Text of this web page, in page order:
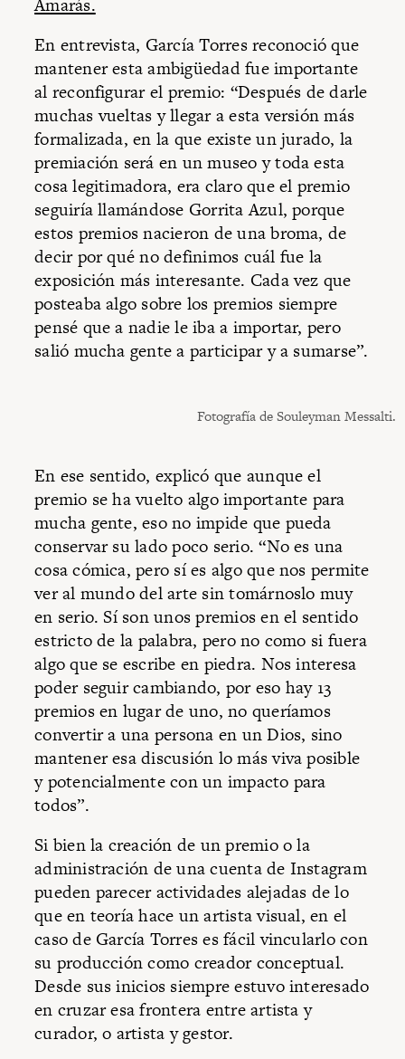
Amarás.
En entrevista, García Torres reconoció que
mantener esta ambigüedad fue importante
al reconfigurar el premio: “Después de darle
muchas vueltas y llegar a esta versión más
formalizada, en la que existe un jurado, la
premiación será en un museo y toda esta
cosa legitimadora, era claro que el premio
seguiría llamándose Gorrita Azul, porque
estos premios nacieron de una broma, de
decir por qué no definimos cuál fue la
exposición más interesante. Cada vez que
posteaba algo sobre los premios siempre
pensé que a nadie le iba a importar, pero
salió mucha gente a participar y a sumarse”.
Fotografía de Souleyman Messalti.
En ese sentido, explicó que aunque el
premio se ha vuelto algo importante para
mucha gente, eso no impide que pueda
conservar su lado poco serio. “No es una
cosa cómica, pero sí es algo que nos permite
ver al mundo del arte sin tomárnoslo muy
en serio. Sí son unos premios en el sentido
estricto de la palabra, pero no como si fuera
algo que se escribe en piedra. Nos interesa
poder seguir cambiando, por eso hay 13
premios en lugar de uno, no queríamos
convertir a una persona en un Dios, sino
mantener esa discusión lo más viva posible
y potencialmente con un impacto para
todos”.
Si bien la creación de un premio o la
administración de una cuenta de Instagram
pueden parecer actividades alejadas de lo
que en teoría hace un artista visual, en el
caso de García Torres es fácil vincularlo con
su producción como creador conceptual.
Desde sus inicios siempre estuvo interesado
en cruzar esa frontera entre artista y
curador, o artista y gestor.